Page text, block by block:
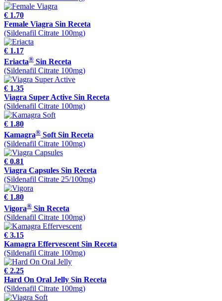
€ 1.70
Female Viagra Sin Receta
(Sildenafil Citrate 100mg)
€ 1.17
Eriacta® Sin Receta
(Sildenafil Citrate 100mg)
€ 1.35
Viagra Super Active Sin Receta
(Sildenafil Citrate 100mg)
€ 1.80
Kamagra® Soft Sin Receta
(Sildenafil Citrate 100mg)
€ 0.81
Viagra Capsules Sin Receta
(Sildenafil Citrate 25/100mg)
€ 1.80
Vigora® Sin Receta
(Sildenafil Citrate 100mg)
€ 3.15
Kamagra Effervescent Sin Receta
(Sildenafil Citrate 100mg)
€ 2.25
Hard On Oral Jelly Sin Receta
(Sildenafil Citrate 100mg)